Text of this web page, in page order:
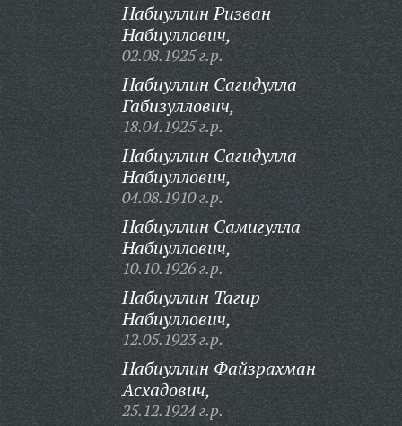
Набиуллин Ризван
Набиуллович,
02.08.1925 г.р.
Набиуллин Сагидулла
Габизуллович,
18.04.1925 г.р.
Набиуллин Сагидулла
Набиуллович,
04.08.1910 г.р.
Набиуллин Самигулла
Набиуллович,
10.10.1926 г.р.
Набиуллин Тагир
Набиуллович,
12.05.1923 г.р.
Набиуллин Файзрахман
Асхадович,
25.12.1924 г.р.